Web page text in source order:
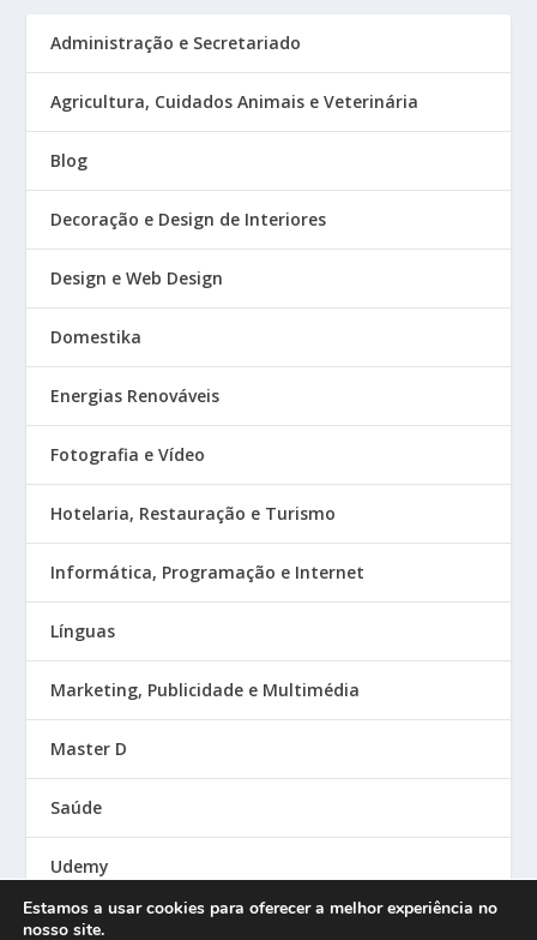
Administração e Secretariado
Agricultura, Cuidados Animais e Veterinária
Blog
Decoração e Design de Interiores
Design e Web Design
Domestika
Energias Renováveis
Fotografia e Vídeo
Hotelaria, Restauração e Turismo
Informática, Programação e Internet
Línguas
Marketing, Publicidade e Multimédia
Master D
Saúde
Udemy
Estamos a usar cookies para oferecer a melhor experiência no
nosso site.